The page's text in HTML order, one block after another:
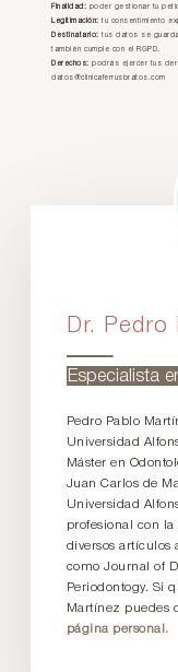
Finalidad: poder gestionar tu
Legitimación: tu consentimiento
Destinatario: tus datos se
también cumple con el RGPD.
Derechos: podrás ejercer tus
datos@clinicaferrusbratos.com
Dr. Pedro
Especialista
Pedro Pablo
Universidad
Máster en
Juan Carlos de
Universidad
profesional con la
diversos artículos
como Journal of
Periodontogy. Si
Martínez puedes
página personal.